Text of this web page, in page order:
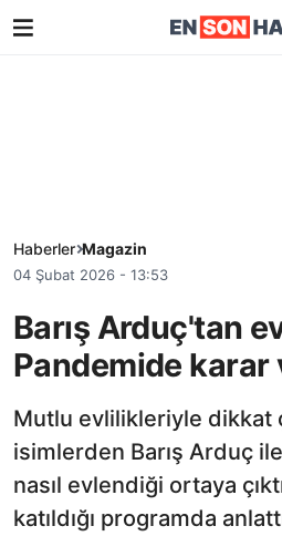
Haberler Magazin
04 Şubat 2026 - 13:53
Barış Arduç'tan
Pandemide karar
Mutlu evlilikleriyle dikkat
isimlerden Barış Arduç
nasıl evlendiği ortaya
katıldığı programda